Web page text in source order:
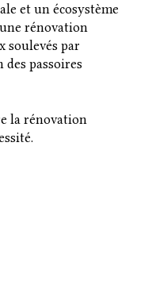
et un écosystème
rénovation
soulevés par
passoires
la rénovation